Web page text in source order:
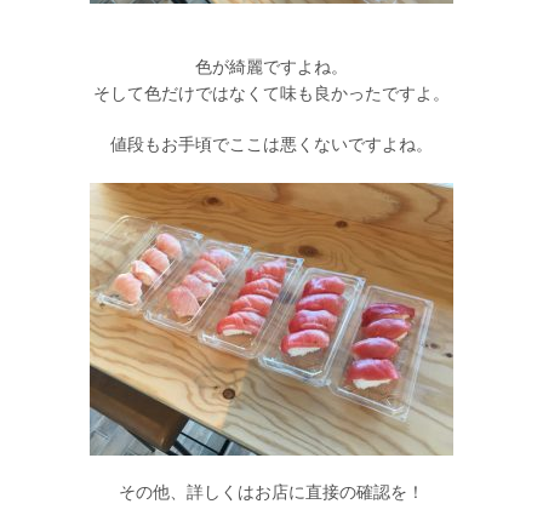
色が綺麗ですよね。
そして色だけではなくて味も良かったですよ。
値段もお手頃でここは悪くないですよね。
その他、詳しくはお店に直接の確認を！